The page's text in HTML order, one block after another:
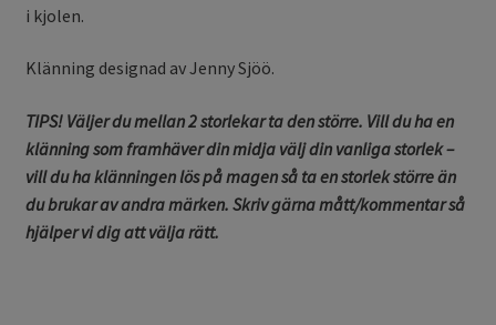
i kjolen.
Klänning designad av Jenny Sjöö.
TIPS! Väljer du mellan 2 storlekar ta den större. Vill du ha en
klänning som framhäver din midja välj din vanliga storlek –
vill du ha klänningen lös på magen så ta en storlek större än
du brukar av andra märken. Skriv gärna mått/kommentar så
hjälper vi dig att välja rätt.